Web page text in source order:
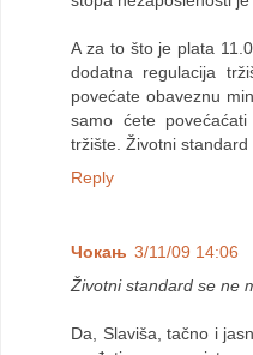
A za to što je plata
dodatna regulacija
povećate obaveznu
samo ćete
tržište. Životni standard
Reply
Чокањ 3/11/09 14:06
Životni standard se ne
Da, Slaviša, tačno i